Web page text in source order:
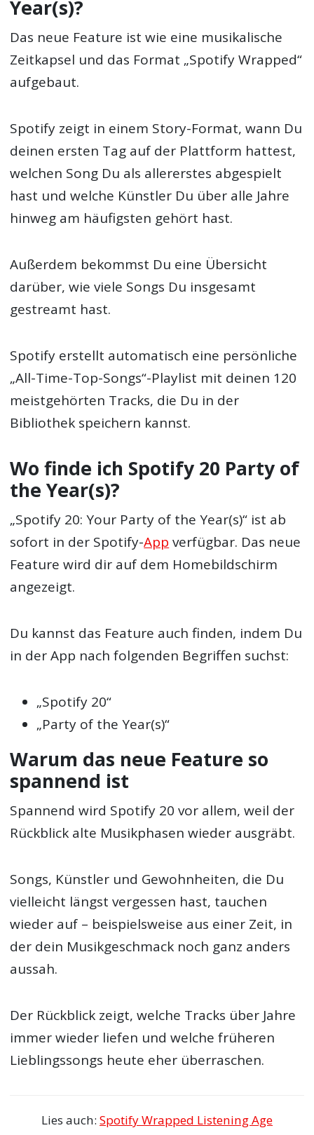
Year(s)?
Das neue Feature ist wie eine musikalische
Zeitkapsel und das Format „Spotify Wrapped“
aufgebaut.
Spotify zeigt in einem Story-Format, wann Du
deinen ersten Tag auf der Plattform hattest,
welchen Song Du als allererstes abgespielt
hast und welche Künstler Du über alle Jahre
hinweg am häufigsten gehört hast.
Außerdem bekommst Du eine Übersicht
darüber, wie viele Songs Du insgesamt
gestreamt hast.
Spotify erstellt automatisch eine persönliche
„All-Time-Top-Songs“-Playlist mit deinen 120
meistgehörten Tracks, die Du in der
Bibliothek speichern kannst.
Wo finde ich Spotify 20 Party of
the Year(s)?
„Spotify 20: Your Party of the Year(s)“ ist ab
sofort in der Spotify-App verfügbar. Das neue
Feature wird dir auf dem Homebildschirm
angezeigt.
Du kannst das Feature auch finden, indem Du
in der App nach folgenden Begriffen suchst:
„Spotify 20“
„Party of the Year(s)“
Warum das neue Feature so
spannend ist
Spannend wird Spotify 20 vor allem, weil der
Rückblick alte Musikphasen wieder ausgräbt.
Songs, Künstler und Gewohnheiten, die Du
vielleicht längst vergessen hast, tauchen
wieder auf – beispielsweise aus einer Zeit, in
der dein Musikgeschmack noch ganz anders
aussah.
Der Rückblick zeigt, welche Tracks über Jahre
immer wieder liefen und welche früheren
Lieblingssongs heute eher überraschen.
Lies auch: Spotify Wrapped Listening Age